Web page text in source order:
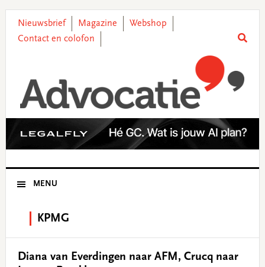
primary
main
primary
footer
Nieuwsbrief Magazine
Webshop
Contact en colofon
MENU
KPMG
Diana van Everdingen naar AFM, Crucq naar